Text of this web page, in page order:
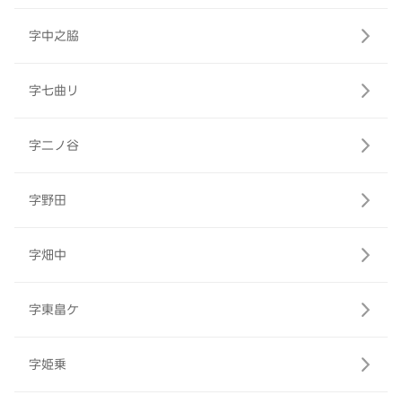
字中之脇
字七曲リ
字二ノ谷
字野田
字畑中
字東畠ケ
字姫乗